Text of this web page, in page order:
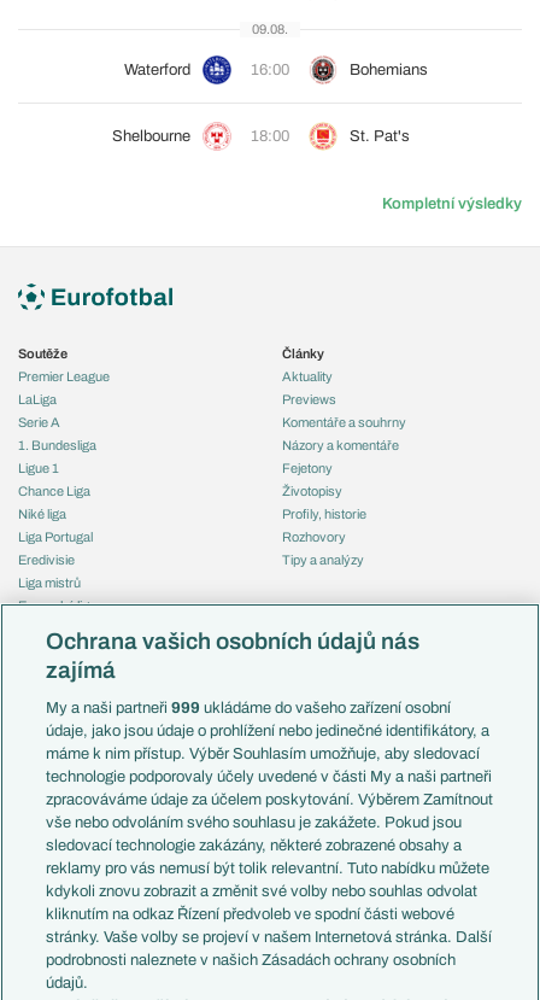
09.08.
Waterford 16:00 Bohemians
Shelbourne 18:00 St. Pat's
Kompletní výsledky
Soutěže
Premier League
LaLiga
Serie A
1. Bundesliga
Ligue 1
Chance Liga
Niké liga
Liga Portugal
Eredivisie
Liga mistrů
Evropská liga
Mistrovství světa
Liga národů
Témata
Představení týmů MS
EuroSkauting
PL v kostce
Evropské koeficienty
Přestupy
Přestupové spekulace
Zranění
Kluby
Arsenal FC
Chelsea FC
Články
Aktuality
Previews
Komentáře a souhrny
Názory a komentáře
Fejetony
Životopisy
Profily, historie
Rozhovory
Tipy a analýzy
Česko
Francie
Itálie
Německo
Španělsko
Argentina
Brazílie
Přestupy
Zápasy
Livescore
Tipovací soutěž
Ochrana vašich osobních údajů nás
zajímá
My a naši partneři999 ukládáme do vašeho zařízení osobní
údaje, jako jsou údaje o prohlížení nebo jedinečné identifikátory, a
máme k nim přístup. Výběr Souhlasím umožňuje, aby sledovací
technologie podporovaly účely uvedené v části My a naši partneři
zpracováváme údaje za účelem poskytování. Výběrem Zamítnout
vše nebo odvoláním svého souhlasu je zakážete. Pokud jsou
sledovací technologie zakázány, některé zobrazené obsahy a
reklamy pro vás nemusí být tolik relevantní. Tuto nabídku můžete
kdykoli znovu zobrazit a změnit své volby nebo souhlas odvolat
kliknutím na odkaz Řízení předvoleb ve spodní části webové
stránky. Vaše volby se projeví v našem Internetová stránka. Další
podrobnosti naleznete v našich Zásadách ochrany osobních
údajů.